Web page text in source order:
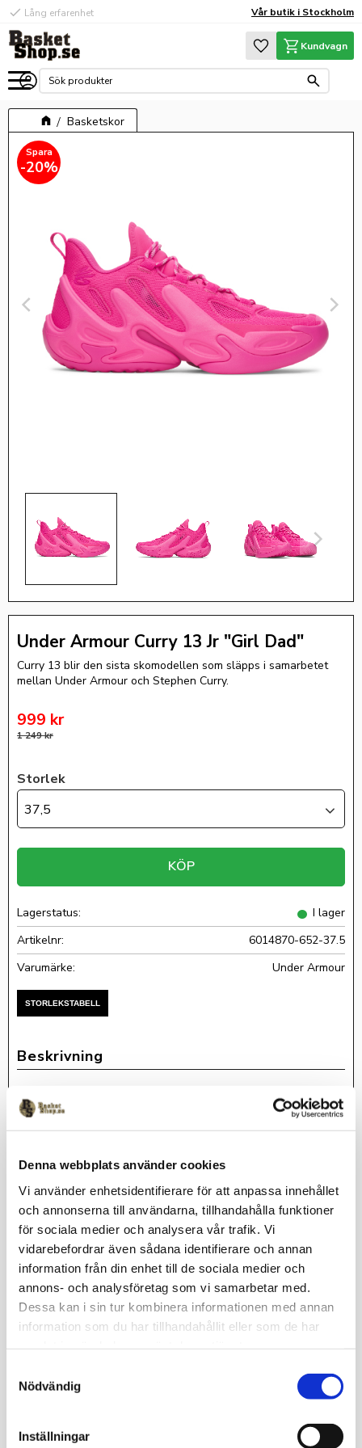
Denna webbplats använder cookies
Vi använder enhetsidentifierare för att anpassa innehållet
och annonserna till användarna, tillhandahålla funktioner
för sociala medier och analysera vår trafik. Vi
vidarebefordrar även sådana identifierare och annan
information från din enhet till de sociala medier och
annons- och analysföretag som vi samarbetar med.
Dessa kan i sin tur kombinera informationen med annan
information som du har tillhandahållit eller som de har
Nödvändig
Inställningar
Meny
check Lång erfarenhet Vår butik i Stockholm
Favoriter
Kundvagn
Basketskor
20%
Under Armour Curry 13 Jr "Girl Dad"
Curry 13 blir den sista skomodellen som släpps i samarbetet
mellan Under Armour och Stephen Curry.
Nedsatt pris:
999 kr
Ordinarie pris:
1 249kr
Storlek
37,5
KÖP
Lagerstatus
I lager
Artikelnr
6014870-652-37.5
Under Armour
Stephen Curry Signatursko - The Final Chapter!
Curry 13 blir den sista skomodellen som produceras i
samarbete mellan Under Armour och Stephen Curry/Curry
och framgångsrika alians.
En av de absolut lättaste Curry skorna sedan starten 2015!
Skönt vadderad sko med infällningar i mesh för bra ventilation.
Stabiliserande "armar" på in och utsida för extra stabilitet i
sidled. Mjukt skum i mellansulan för explosiv energiåtergivning
och skön stötdämpning!
Yttersulans mönster är utformat för optimalt grepp mot golvet.
Omdömen
Du